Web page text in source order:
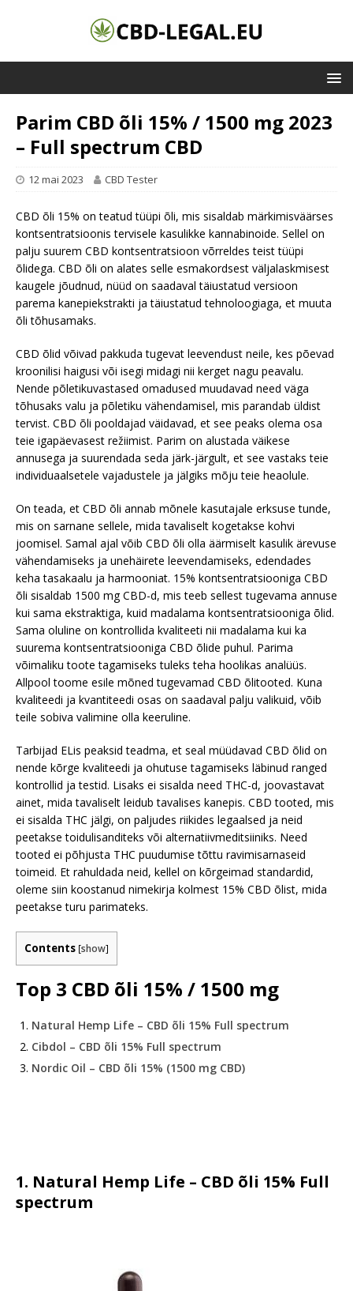
Parim CBD õli 15% / 1500 mg 2023
– Full spectrum CBD
12 mai 2023 CBD Tester
CBD õli 15% on teatud tüüpi õli, mis sisaldab märkimisväärses
kontsentratsioonis tervisele kasulikke kannabinoide. Sellel on
palju suurem CBD kontsentratsioon võrreldes teist tüüpi
õlidega. CBD õli on alates selle esmakordsest väljalaskmisest
kaugele jõudnud, nüüd on saadaval täiustatud versioon
parema kanepiekstrakti ja täiustatud tehnoloogiaga, et muuta
õli tõhusamaks.
CBD õlid võivad pakkuda tugevat leevendust neile, kes põevad
kroonilisi haigusi või isegi midagi nii kerget nagu peavalu.
Nende põletikuvastased omadused muudavad need väga
tõhusaks valu ja põletiku vähendamisel, mis parandab üldist
tervist. CBD õli pooldajad väidavad, et see peaks olema osa
teie igapäevasest režiimist. Parim on alustada väikese
annusega ja suurendada seda järk-järgult, et see vastaks teie
individuaalsetele vajadustele ja jälgiks mõju teie heaolule.
On teada, et CBD õli annab mõnele kasutajale erksuse tunde,
mis on sarnane sellele, mida tavaliselt kogetakse kohvi
joomisel. Samal ajal võib CBD õli olla äärmiselt kasulik ärevuse
vähendamiseks ja unehäirete leevendamiseks, edendades
keha tasakaalu ja harmooniat. 15% kontsentratsiooniga CBD
õli sisaldab 1500 mg CBD-d, mis teeb sellest tugevama annuse
kui sama ekstraktiga, kuid madalama kontsentratsiooniga õlid.
Sama oluline on kontrollida kvaliteeti nii madalama kui ka
suurema kontsentratsiooniga CBD õlide puhul. Parima
võimaliku toote tagamiseks tuleks teha hoolikas analüüs.
Allpool toome esile mõned tugevamad CBD õlitooted. Kuna
kvaliteedi ja kvantiteedi osas on saadaval palju valikuid, võib
teile sobiva valimine olla keeruline.
Tarbijad ELis peaksid teadma, et seal müüdavad CBD õlid on
nende kõrge kvaliteedi ja ohutuse tagamiseks läbinud ranged
kontrollid ja testid. Lisaks ei sisalda need THC-d, joovastavat
ainet, mida tavaliselt leidub tavalises kanepis. CBD tooted, mis
ei sisalda THC jälgi, on paljudes riikides legaalsed ja neid
peetakse toidulisanditeks või alternatiivmeditsiiniks. Need
tooted ei põhjusta THC puudumise tõttu ravimisarnaseid
toimeid. Et rahuldada neid, kellel on kõrgeimad standardid,
oleme siin koostanud nimekirja kolmest 15% CBD õlist, mida
peetakse turu parimateks.
Contents [show]
Top 3 CBD õli 15% / 1500 mg
Natural Hemp Life – CBD õli 15% Full spectrum
Cibdol – CBD õli 15% Full spectrum
Nordic Oil – CBD õli 15% (1500 mg CBD)
1. Natural Hemp Life – CBD õli 15% Full
spectrum